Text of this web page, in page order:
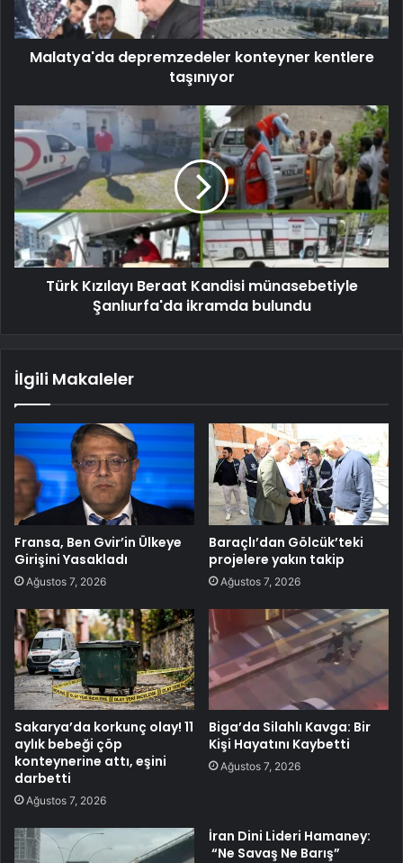
Malatya'da depremzedeler konteyner kentlere
taşınıyor
Türk Kızılayı Beraat Kandisi münasebetiyle
Şanlıurfa'da ikramda bulundu
İlgili Makaleler
Fransa, Ben Gvir’in Ülkeye
Girişini Yasakladı
Ağustos 7, 2026
Baraçlı’dan Gölcük’teki
projelere yakın takip
Ağustos 7, 2026
Sakarya’da korkunç olay! 11
aylık bebeği çöp
konteynerine attı, eşini
darbetti
Ağustos 7, 2026
Biga’da Silahlı Kavga: Bir
Kişi Hayatını Kaybetti
Ağustos 7, 2026
İran Dini Lideri Hamaney:
“Ne Savaş Ne Barış”